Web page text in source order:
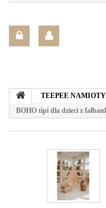
TEEPEE
BOHO tipi dla dzieci z